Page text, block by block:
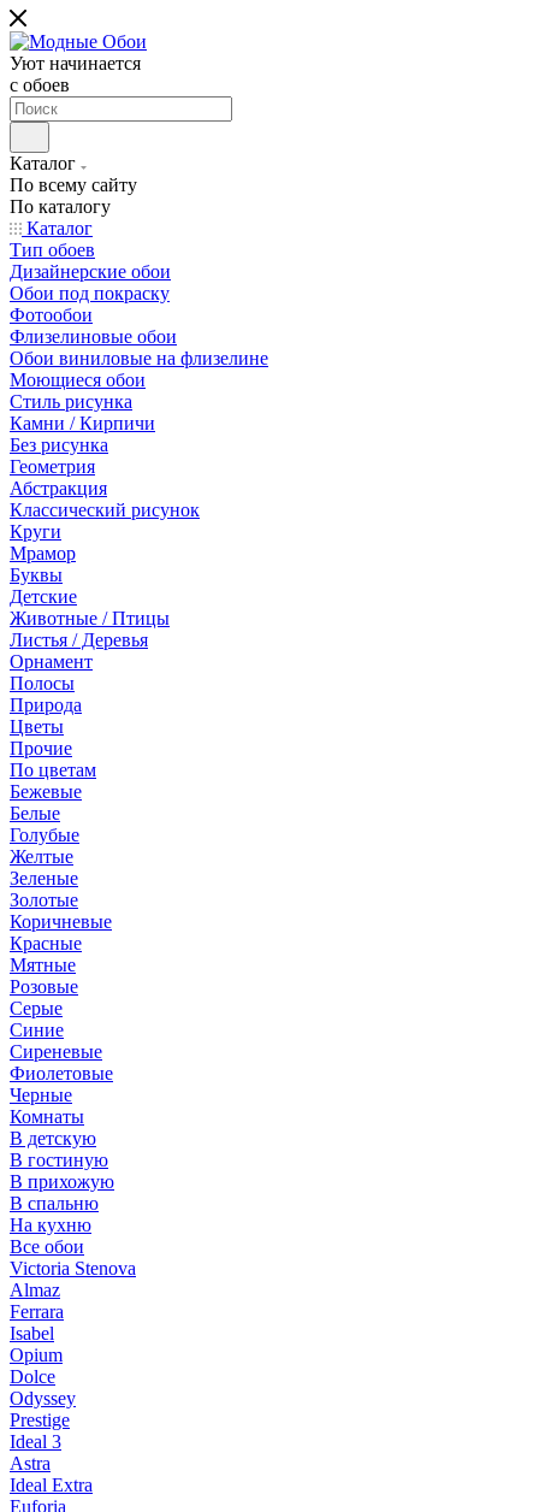
Уют начинается
c обоев
Каталог
По всему сайту
По каталогу
Каталог
Тип обоев
Дизайнерские обои
Обои под покраску
Фотообои
Флизелиновые обои
Обои виниловые на флизелине
Моющиеся обои
Стиль рисунка
Камни / Кирпичи
Без рисунка
Геометрия
Абстракция
Классический рисунок
Круги
Мрамор
Буквы
Детские
Животные / Птицы
Листья / Деревья
Орнамент
Полосы
Природа
Цветы
Прочие
По цветам
Бежевые
Белые
Голубые
Желтые
Зеленые
Золотые
Коричневые
Красные
Мятные
Розовые
Серые
Синие
Сиреневые
Фиолетовые
Черные
Комнаты
В детскую
В гостиную
В прихожую
В спальню
На кухню
Все обои
Victoria Stenova
Almaz
Ferrara
Isabel
Opium
Dolce
Odyssey
Prestige
Ideal 3
Astra
Ideal Extra
Euforia